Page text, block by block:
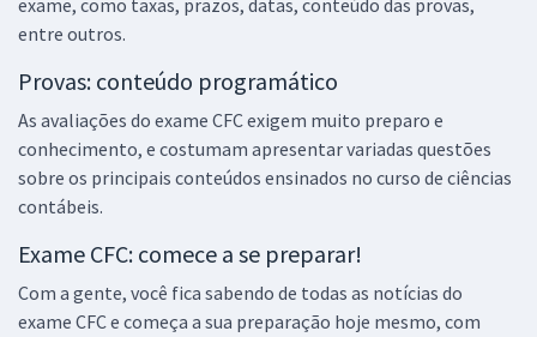
exame, como taxas, prazos, datas, conteúdo das provas,
entre outros.
Provas: conteúdo programático
As avaliações do exame CFC exigem muito preparo e
conhecimento, e costumam apresentar variadas questões
sobre os principais conteúdos ensinados no curso de ciências
contábeis.
Exame CFC: comece a se preparar!
Com a gente, você fica sabendo de todas as notícias do
exame CFC e começa a sua preparação hoje mesmo, com